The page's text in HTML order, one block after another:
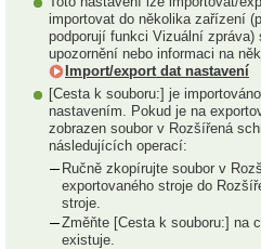
importovat do několika zařízení
podporují funkci Vizuální
upozornění nebo informaci na
Import/export dat nastavení
[Cesta k souboru:] je
nastavením. Pokud je na
zobrazen soubor v Rozšířená
následujících operací:
Ručně zkopírujte soubor v
exportovaného stroje do
stroje.
Změňte [Cesta k souboru:] na
existuje.